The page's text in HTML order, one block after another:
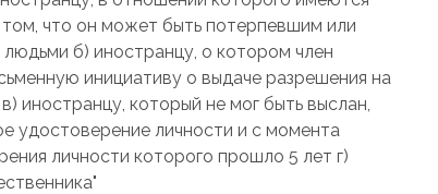
что он может быть потерпевшим или
б) иностранцу, о котором член
инициативу о выдаче разрешения на
иностранцу, который не мог быть выслан,
удостоверение личности и с момента
личности которого прошло 5 лет г)